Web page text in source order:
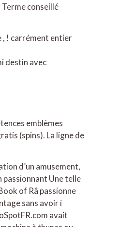
conseillé
, ! carrément entier
destin avec
emblèmes
(spins). La ligne de
d’un amusement,
Une telle
of Râ passionne
sans avoir í
avait